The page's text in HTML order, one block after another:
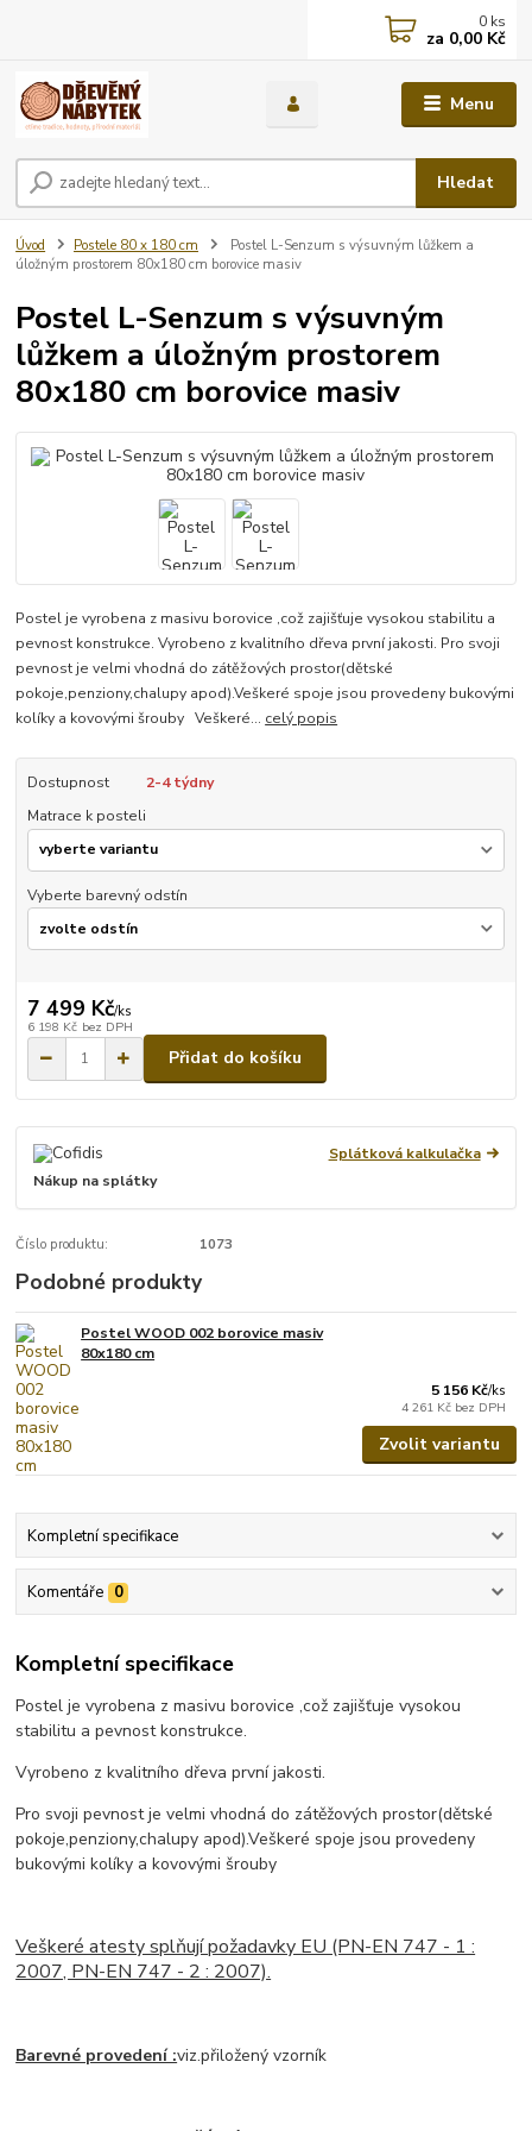
Menu
Hledat
0 ks
za 0,00 Kč
Úvod Postele 80 x 180 cm
Postel L-Senzum s výsuvným lůžkem a
úložným prostorem 80x180 cm borovice masiv
Postel L-Senzum s výsuvným
lůžkem a úložným prostorem
80x180 cm borovice masiv
Postel je vyrobena z masivu borovice ,což zajišťuje vysokou stabilitu a
pevnost konstrukce. Vyrobeno z kvalitního dřeva první jakosti. Pro svoji
pevnost je velmi vhodná do zátěžových prostor(dětské
pokoje,penziony,chalupy apod).Veškeré spoje jsou provedeny bukovými
kolíky a kovovými šrouby Veškeré... celý popis
Dostupnost
2-4 týdny
Matrace k posteli
Vyberte barevný odstín
7 499 Kč/ks
6 198 Kč bez DPH
Přidat do košíku
Splátková kalkulačka
Nákup na splátky
Číslo produktu: 1073
Podobné produkty
Postel WOOD 002 borovice masiv
80x180 cm
5 156 Kč/ks
4 261 Kč bez DPH
Zvolit variantu
Kompletní specifikace
Komentáře 0
Kompletní specifikace
Postel je vyrobena z masivu borovice ,což zajišťuje vysokou
stabilitu a pevnost konstrukce.
Vyrobeno z kvalitního dřeva první jakosti.
Pro svoji pevnost je velmi vhodná do zátěžových prostor(dětské
pokoje,penziony,chalupy apod).Veškeré spoje jsou provedeny
bukovými kolíky a kovovými šrouby
Veškeré atesty splňují požadavky EU (PN-EN 747 - 1 :
2007, PN-EN 747 - 2 : 2007).
Barevné provedení :viz.přiložený vzorník